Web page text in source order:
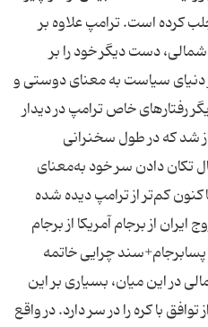
کرده است. ترامپ علاوه بر
دست دیگر خود را بر
سیاست به معنای دوستی و
رفتارهای خاص ترامپ در دیدار
شد که در طول سخنرانی
تکان دادن سر خود به‌معنای
کم‌تر از ترامپ دیده شده
از برجام آمریکا از برجام
چرایی خاتمه
در این میان، بسیاری بر این
با کره را در سر دارد. در واقع